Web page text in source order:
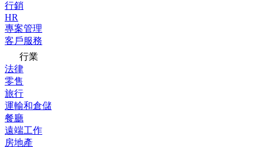
行銷
HR
專案管理
客戶服務
行業
法律
零售
旅行
運輸和倉儲
餐廳
遠端工作
房地產